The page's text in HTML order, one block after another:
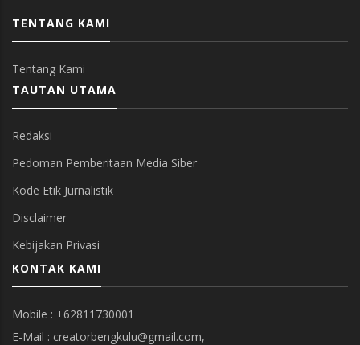
TENTANG KAMI
Tentang Kami
TAUTAN UTAMA
Redaksi
Pedoman Pemberitaan Media Siber
Kode Etik Jurnalistik
Disclaimer
Kebijakan Privasi
KONTAK KAMI
Mobile : +62811730001
E-Mail : creatorbengkulu@gmail.com,